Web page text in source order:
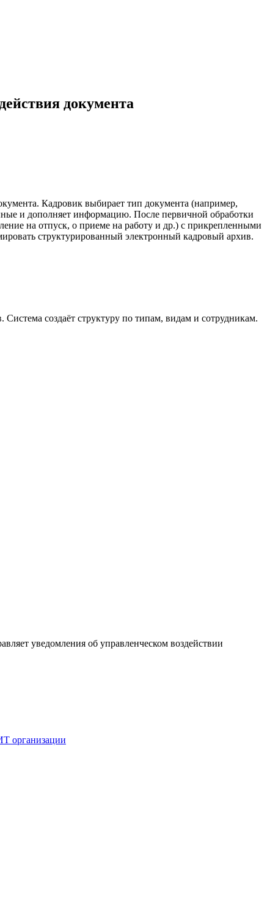
документа
Кадровик выбирает тип документа (например,
и дополняет информацию. После первичной обработки
на отпуск, о приеме на работу и др.) с прикрепленными
структурированный электронный кадровый архив.
создаёт структуру по типам, видам и сотрудникам.
уведомления об управленческом воздействии
организации